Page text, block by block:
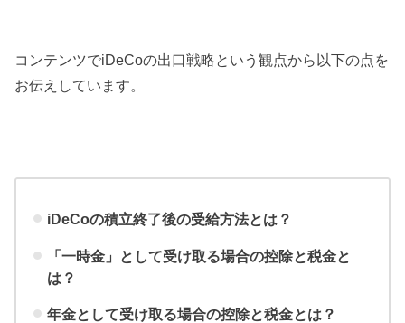
コンテンツでiDeCoの出口戦略という観点から以下の点を
お伝えしています。
iDeCoの積立終了後の受給方法とは？
「一時金」として受け取る場合の控除と税金と
は？
年金として受け取る場合の控除と税金とは？